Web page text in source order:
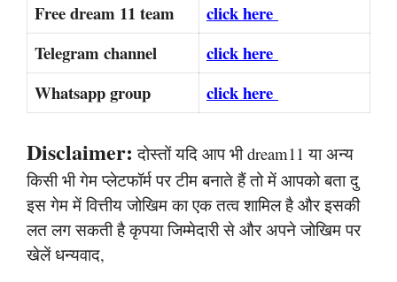
Free dream 11 team
click here
Telegram channel
click here
Whatsapp group
click here
Disclaimer: दोस्तों यदि आप भी dream11 या अन्य
किसी भी गेम प्लेटफॉर्म पर टीम बनाते हैं तो में आपको बता दु
इस गेम में वित्तीय जोखिम का एक तत्व शामिल है और इसकी
लत लग सकती है कृपया जिम्मेदारी से और अपने जोखिम पर
खेलें धन्यवाद,